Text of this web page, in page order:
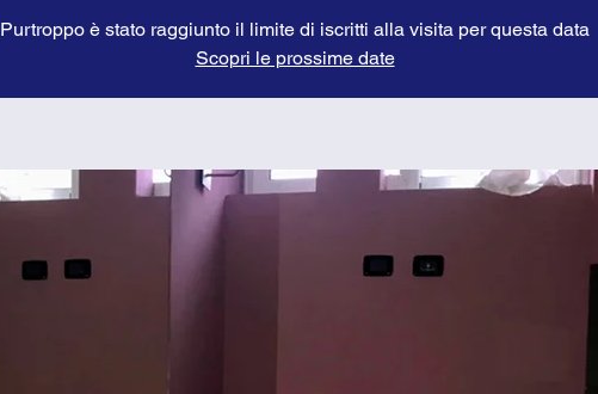
Purtroppo è stato raggiunto il limite di iscritti alla visita per questa data
Scopri le prossime date